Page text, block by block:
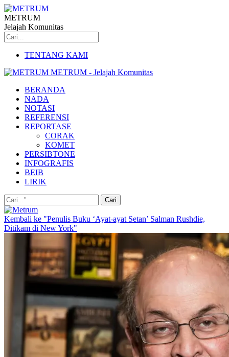
METRUM
Jelajah Komunitas
TENTANG KAMI
METRUM - Jelajah Komunitas
BERANDA
NADA
NOTASI
REFERENSI
REPORTASE
CORAK
KOMET
PERSIBTONE
INFOGRAFIS
BEIB
LIRIK
Kembali ke "Penulis Buku ‘Ayat-ayat Setan’ Salman Rushdie,
Ditikam di New York"